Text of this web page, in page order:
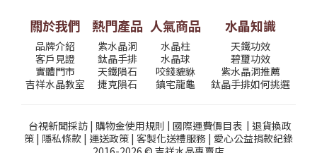
關於我們
品牌介紹
客戶見證
實體門市
吉祥水晶教室
熱門產品
紫水晶洞
鈦晶手排
天鐵隕石
捷克隕石
人氣商品
水晶柱
水晶球
咬錢貔貅
鎮宅龍龜
水晶知識
天鐵功效
碧璽功效
紫水晶洞推薦
鈦晶手排如何挑選
台視新聞採訪| 購物金使用規則 | 國際運費價目表| 退貨換政
策 | 隱私條款 | 運送政策 | 客製化送禮服務 | 愛心公益捐款紀錄